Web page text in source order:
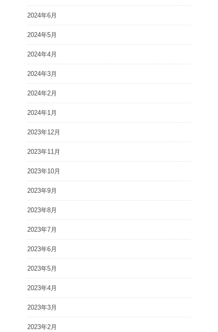
2024年6月
2024年5月
2024年4月
2024年3月
2024年2月
2024年1月
2023年12月
2023年11月
2023年10月
2023年9月
2023年8月
2023年7月
2023年6月
2023年5月
2023年4月
2023年3月
2023年2月